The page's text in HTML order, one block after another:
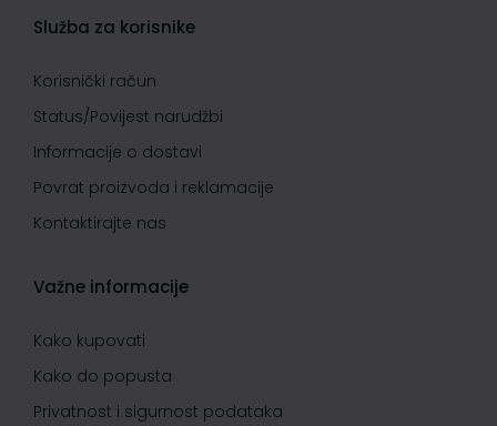
Služba za korisnike
Korisnički račun
Status/Povijest narudžbi
Informacije o dostavi
Povrat proizvoda i reklamacije
Kontaktirajte nas
Važne informacije
Kako kupovati
Kako do popusta
Privatnost i sigurnost podataka